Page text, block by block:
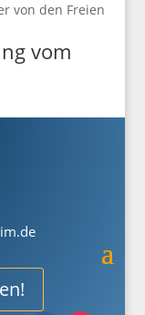
von den Freien
vom